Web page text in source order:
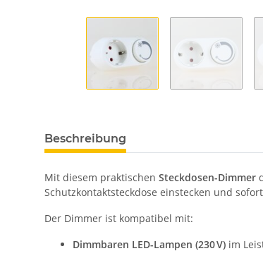
Beschreibung
Mit diesem praktischen Steckdosen-Dimmer
Schutzkontaktsteckdose einstecken und
Der Dimmer ist kompatibel mit:
Dimmbaren LED-Lampen (230 V) im